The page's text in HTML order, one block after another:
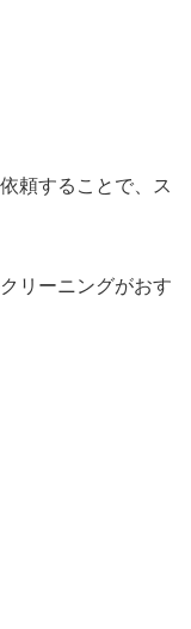
頼することで、ス
リーニングがおす